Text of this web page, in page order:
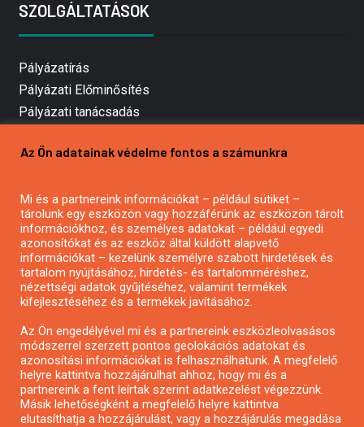
SZOLGÁLTATÁSOK
Pályázatírás
Pályázati Előminősítés
Pályázati tanácsadás
Mezőgazdasági pályázatírás
Pályázatírás civil szervezeteknek
Pályázatírás önkormányzatoknak
Pályázatfigyelés
Specifikus pályázatfigyelés vagy hírlevél
Pályázatok magánszemélyeknek
Pályázatok civil szervezeteknek
Pályázatok vállalkozásoknak
Az Ön adatainak védelme fontos a számunkra
Mi és a partnereink információkat – például sütiket –
tárolunk egy eszközön vagy hozzáférünk az eszközön tárolt
információkhoz, és személyes adatokat – például egyedi
azonosítókat és az eszköz által küldött alapvető
információkat – kezelünk személyre szabott hirdetések és
tartalom nyújtásához, hirdetés- és tartalomméréshez,
nézettségi adatok gyűjtéséhez, valamint termékek
kifejlesztéséhez és a termékek javításához.
Az Ön engedélyével mi és a partnereink eszközleolvasásos
módszerrel szerzett pontos geolokációs adatokat és
azonosítási információkat is felhasználhatunk. A megfelelő
helyre kattintva hozzájárulhat ahhoz, hogy mi és a
partnereink a fent leírtak szerint adatkezelést végezzünk.
Másik lehetőségként a megfelelő helyre kattintva
elutasíthatja a hozzájárulást, vagy a hozzájárulás megadása